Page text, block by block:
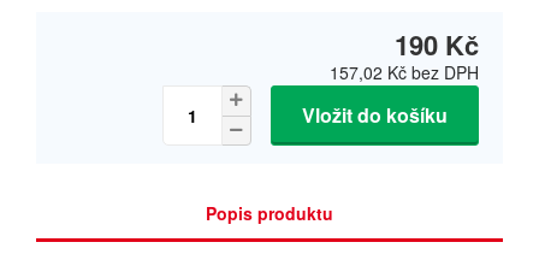
190 Kč
157,02 Kč bez DPH
Vložit do košíku
Popis produktu